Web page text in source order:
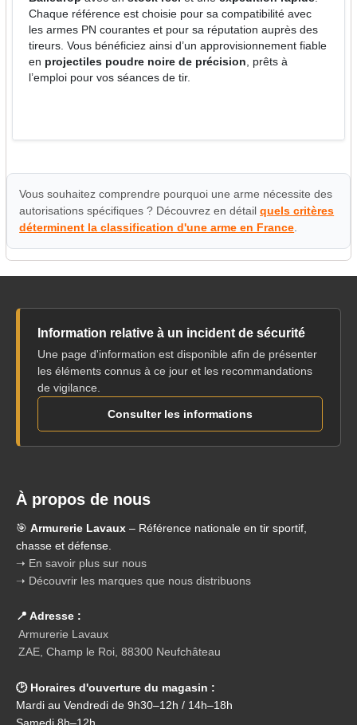
Chaque référence est choisie pour sa compatibilité avec
les armes PN courantes et pour sa réputation auprès des
tireurs. Vous bénéficiez ainsi d’un approvisionnement fiable
en projectiles poudre noire de précision , prêts à
l’emploi pour vos séances de tir.
Vous souhaitez comprendre pourquoi une arme nécessite des
autorisations spécifiques ? Découvrez en détailquels critères
déterminent la classification d'une arme en France
Information relative à un incident de sécurité
Une page d'information est disponible afin de présenter
les éléments connus à ce jour et les recommandations
de vigilance.
Consulter les informations
À propos de nous
🎯 Armurerie Lavaux – Référence nationale en tir sportif,
chasse et défense.
➝ En savoir plus sur nous
➝ Découvrir les marques que nous distribuons
📍 Adresse :
Armurerie Lavaux
ZAE, Champ le Roi, 88300 Neufchâteau
🕑 Horaires d'ouverture du magasin :
Mardi au Vendredi de 9h30–12h / 14h–18h